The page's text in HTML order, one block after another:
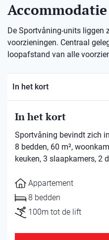
Accommodatie
De Sportvåning-units liggen
voorzieningen. Centraal
loopafstand van alle
In het kort
In het kort
Sportvåning bevindt zich
8 bedden, 60 m²,
keuken, 3 slaapkamers, 2
Appartement
8 bedden
100m tot de lift